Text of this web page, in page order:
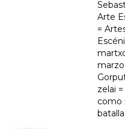
Arte
=
marzo
zelai
como
batalla